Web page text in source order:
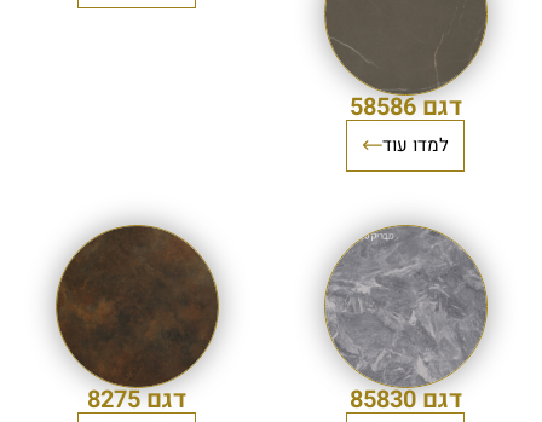
דגם 58586
למדו עוד
דגם 85830 דגם 8275